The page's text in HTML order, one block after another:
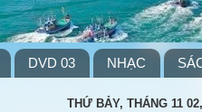
DVD 03 NHẠC
THỨ BẢY, THÁNG 11